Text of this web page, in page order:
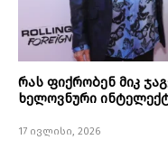
რას ფიქრობენ მიკ
ხელოვნური
17 ივლისი, 2026